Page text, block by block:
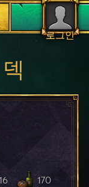
로그인
170